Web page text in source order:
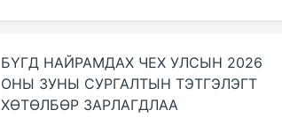
БҮГД НАЙРАМДАХ ЧЕХ УЛСЫН 2026
ОНЫ ЗУНЫ СУРГАЛТЫН ТЭТГЭЛЭГТ
ХӨТӨЛБӨР ЗАРЛАГДЛАА